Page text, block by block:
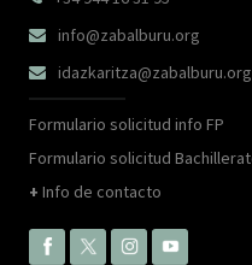
 info@zabalburu.org
 idazkaritza@zabalburu.org
Formulario solicitud info FP
Formulario solicitud
+ Info de contacto